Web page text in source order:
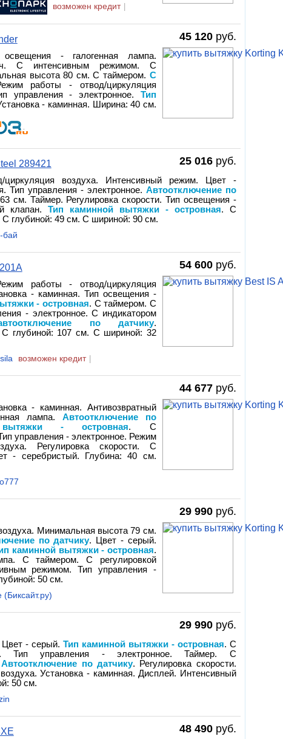
возможен кредит
45 120руб.
- галогенная лампа.
ч. С интенсивным режимом. С
высота 80 см. С таймером. С
работы - отвод/циркуляция
управления - электронное. Тип
- каминная. Ширина: 40 см.
25 016руб.
289421
воздуха. Интенсивный режим. Цвет -
Тип управления - электронное. Автоотключение по
см. Таймер. Регулировка скорости. Тип освещения -
клапан.Тип каминной вытяжки - островная. С
С глубиной: 49 см. С шириной: 90 см.
бай
54 600руб.
работы - отвод/циркуляция
- каминная. Тип освещения -
- островная. С таймером. С
- электронное. С индикатором
по датчику.
С глубиной: 107 см. С шириной: 32
возможен кредит
44 677руб.
- каминная. Антивозвратный
лампа. Автоотключение по
- островная. С
управления - электронное. Режим
Регулировка скорости. С
- серебристый. Глубина: 40 см.
29 990руб.
Минимальная высота 79 см.
по датчику. Цвет - серый.
каминной вытяжки - островная.
С таймером. С регулировкой
режимом. Тип управления -
50 см.
(Биксайт.ру)
29 990руб.
Цвет - серый.Тип каминной вытяжки - островная. С
Тип управления - электронное. Таймер. С
Автоотключение по датчику. Регулировка скорости.
Установка - каминная. Дисплей. Интенсивный
50 см.
48 490руб.